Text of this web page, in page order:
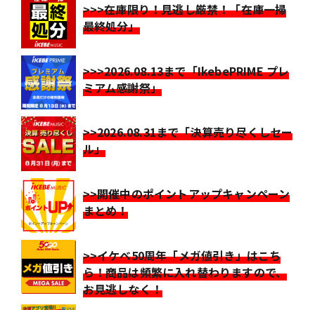
>>>在庫限り！見逃し厳禁！「在庫一掃
最終処分」
>>>2026.08.13まで「IkebePRIME プレ
ミアム感謝祭」
>>2026.08.31まで「決算売り尽くしセー
ル」
>>開催中のポイントアップキャンペーン
まとめ！
>>イケベ50周年「メガ値引き」はこち
ら！商品は頻繁に入れ替わりますので、
お見逃しなく！